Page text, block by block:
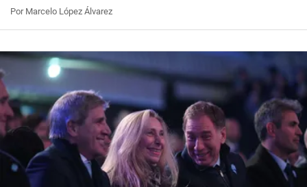
Por Marcelo López Álvarez